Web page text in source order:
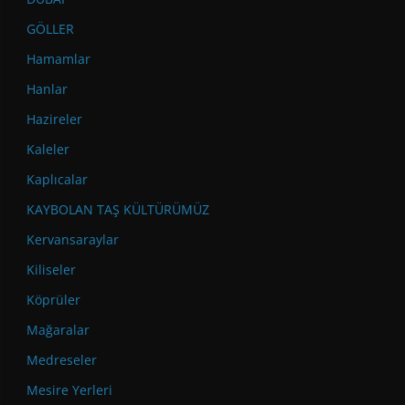
GÖLLER
Hamamlar
Hanlar
Hazireler
Kaleler
Kaplıcalar
KAYBOLAN TAŞ KÜLTÜRÜMÜZ
Kervansaraylar
Kiliseler
Köprüler
Mağaralar
Medreseler
Mesire Yerleri